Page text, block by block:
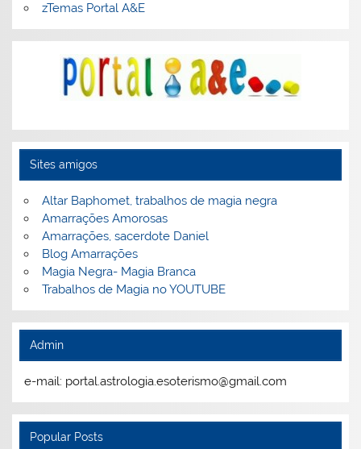
zTemas Portal A&E
Sites amigos
Altar Baphomet, trabalhos de magia negra
Amarrações Amorosas
Amarrações, sacerdote Daniel
Blog Amarrações
Magia Negra- Magia Branca
Trabalhos de Magia no YOUTUBE
Admin
e-mail: portal.astrologia.esoterismo@gmail.com
Popular Posts